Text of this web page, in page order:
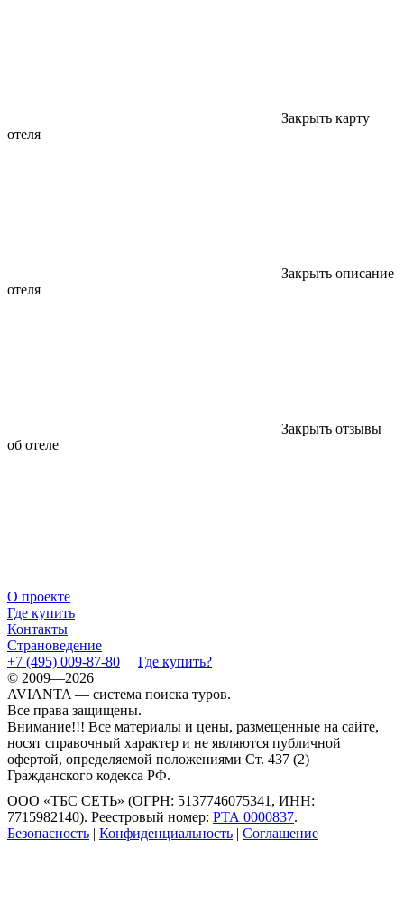
Закрыть карту
отеля
Закрыть описание
отеля
Закрыть отзывы
об отеле
О проекте
Где купить
Контакты
Страноведение
+7 (495) 009-87-80
Где купить?
© 2009—2026
AVIANTA — система поиска туров.
Все права защищены.
Внимание!!! Все материалы и цены, размещенные на сайте,
носят справочный характер и не являются публичной
офертой, определяемой положениями Ст. 437 (2)
Гражданского кодекса РФ.
ООО «ТБС СЕТЬ» (ОГРН: 5137746075341, ИНН:
7715982140). Реестровый номер: РТА 0000837.
Безопасность | Конфиденциальность | Соглашение